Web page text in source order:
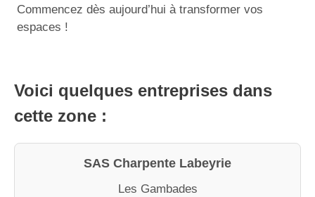
Commencez dès aujourd’hui à transformer vos
espaces !
Voici quelques entreprises dans
cette zone :
SAS Charpente Labeyrie
Les Gambades